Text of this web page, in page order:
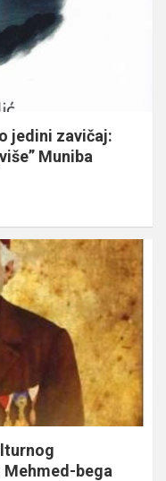
jedini zavičaj:
Muniba
bega